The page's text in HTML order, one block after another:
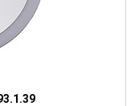
в отношении
данных и